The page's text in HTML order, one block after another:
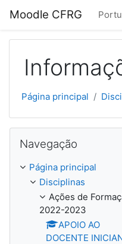
Moodle CFRG
Página principal
Navegação
Página principal
Disciplinas
Ações de
2022-2023
APOIO AO
DOCENTE